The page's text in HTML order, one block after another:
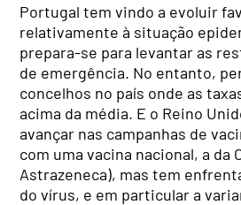
Portugal tem vindo a evoluir
relativamente à situação
prepara-se para levantar as
de emergência. No entanto,
concelhos no país onde as
acima da média. E o Reino
avançar nas campanhas de
com uma vacina nacional, a da
Astrazeneca), mas tem
do vírus, e em particular a